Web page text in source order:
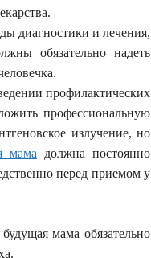
диагностики и лечения,
обязательно надеть
профилактических
профессиональную
излучение, но
мама должна постоянно
перед приемом у
мама обязательно